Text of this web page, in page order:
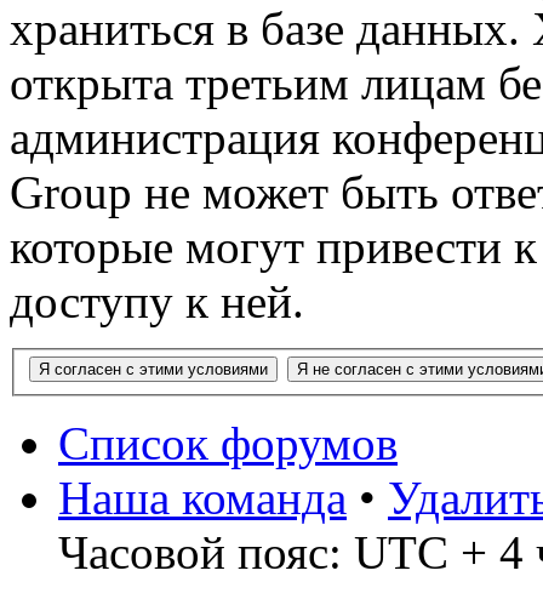
храниться в базе
открыта третьим лицам
администрация
Group не может быть
которые могут привести
доступу к ней.
Список форумов
Наша команда •
Часовой пояс: UTC + 4